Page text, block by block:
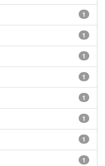
1
1
1
1
1
1
1
1